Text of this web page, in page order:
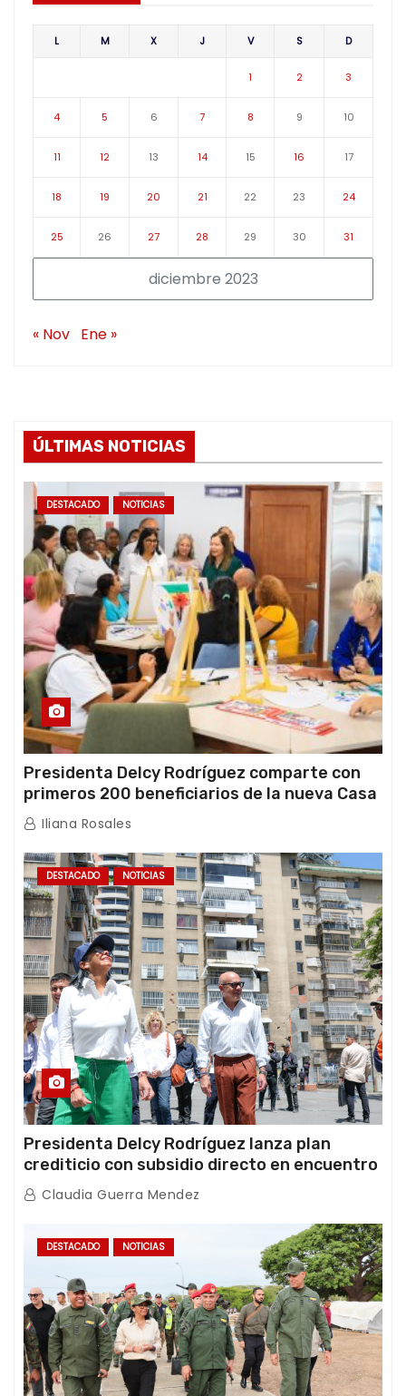
diciembre 2023
L M X J V S D
1 2 3
4 5 6 7 8 9 10
11 12 13 14 15 16 17
18 19 20 21 22 23 24
25 26 27 28 29 30 31
« Nov Ene »
ÚLTIMAS NOTICIAS
DESTACADO NOTICIAS
Presidenta Delcy Rodríguez comparte con
primeros 200 beneficiarios de la nueva Casa
de los Abuelos “La Primavera” en Caracas
Iliana Rosales
DESTACADO NOTICIAS
Presidenta Delcy Rodríguez lanza plan
crediticio con subsidio directo en encuentro
con Juntas de Condominio
Claudia Guerra Mendez
DESTACADO NOTICIAS